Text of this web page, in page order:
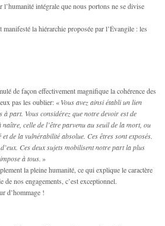
intégrale que nous portons ne se divise
la hiérarchie proposée par l’Évangile : les
de façon effectivement magnifique la cohérence des
pas les oublier: «Vous avez ainsi établi un lien
part. Vous considérez que notre devoir est de
celle de l’être parvenu au seuil de la mort, ou
de la vulnérabilité absolue. Ces êtres sont exposés.
Ces deux sujets mobilisent notre part la plus
à tous. »
la pleine humanité, ce qui explique le caractère
nos engagements, c’est exceptionnel.
d’hommage !